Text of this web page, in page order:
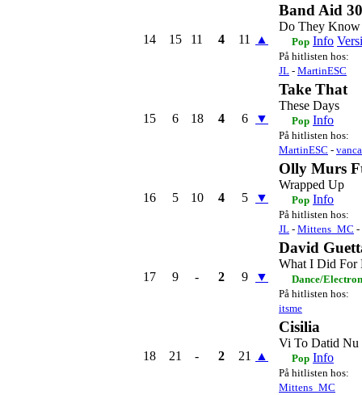
14 15 11 4 11 ▲
Band Aid 30
Do They Know
Pop Info
På hitlisten hos:
JL - MartinESC
15 6 18 4 6 ▼
Take That
These Days
Pop Info
På hitlisten hos:
MartinESC -
16 5 10 4 5 ▼
Olly Murs
Wrapped Up
Pop Info
På hitlisten hos:
JL - Mittens_MC -
17 9 - 2 9 ▼
David
What I Did For
Dance/
På hitlisten hos:
itsme
18 21 - 2 21 ▲
Cisilia
Vi To Datid Nu
Pop Info
På hitlisten hos:
Mittens_MC